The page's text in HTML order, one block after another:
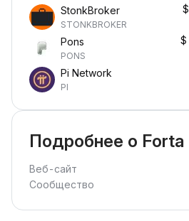
StonkBroker
STONKBROKER
$
Pons
PONS
$
Pi Network
PI
Подробнее о Forta
Веб-сайт
Сообщество